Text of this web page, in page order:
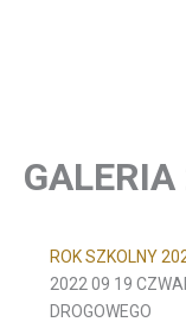
ROK SZKOLNY
2022 09 19
DROGOWEGO